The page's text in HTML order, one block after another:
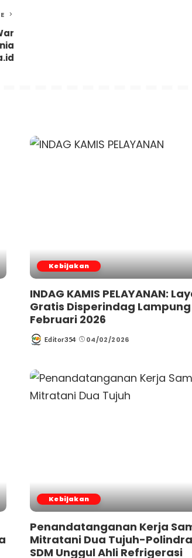
Kebijakan
INDAG KAMIS PELAYANAN:
Gratis Disperindag
Februari 2026
Posted
Editor354 04/02/2026
Kebijakan
Penandatanganan Kerja
Mitratani Dua Tujuh-
SDM Unggul Ahli Refrigerasi